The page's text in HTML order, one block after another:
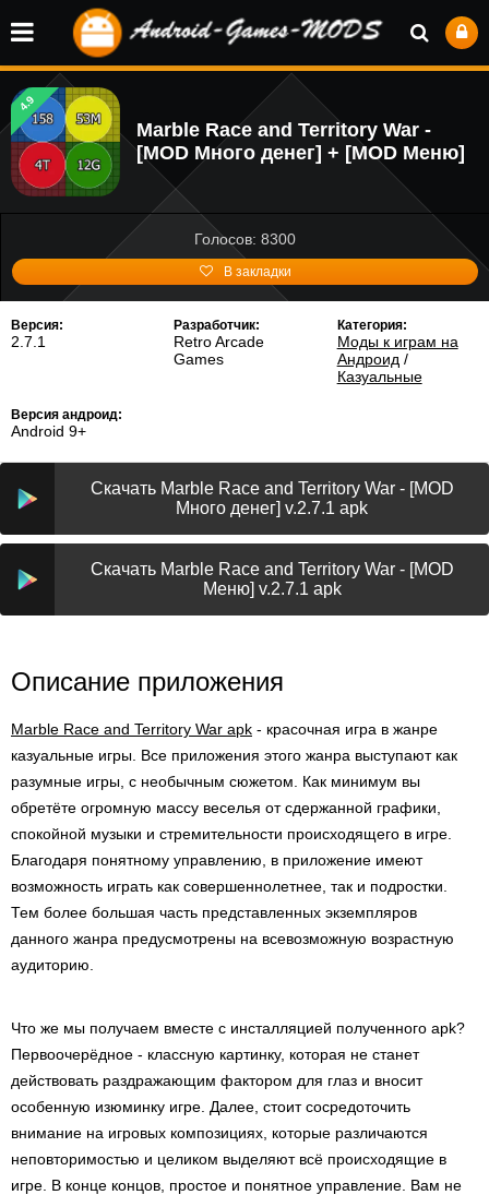
4.9
Marble Race and Territory War -
[MOD Много денег] + [MOD Меню]
Голосов: 8300
В закладки
Версия:
2.7.1
Разработчик:
Retro Arcade
Games
Категория:
Моды к играм на
Андроид /
Казуальные
Версия андроид:
Android 9+
Скачать Marble Race and Territory War - [MOD
Много денег] v.2.7.1 apk
Скачать Marble Race and Territory War - [MOD
Меню] v.2.7.1 apk
Описание приложения
Marble Race and Territory War apk - красочная игра в жанре
казуальные игры. Все приложения этого жанра выступают как
разумные игры, с необычным сюжетом. Как минимум вы
обретёте огромную массу веселья от сдержанной графики,
спокойной музыки и стремительности происходящего в игре.
Благодаря понятному управлению, в приложение имеют
возможность играть как совершеннолетнее, так и подростки.
Тем более большая часть представленных экземпляров
данного жанра предусмотрены на всевозможную возрастную
аудиторию.
Что же мы получаем вместе с инсталляцией полученного apk?
Первоочерёдное - классную картинку, которая не станет
действовать раздражающим фактором для глаз и вносит
особенную изюминку игре. Далее, стоит сосредоточить
внимание на игровых композициях, которые различаются
неповторимостью и целиком выделяют всё происходящие в
игре. В конце концов, простое и понятное управление. Вам не